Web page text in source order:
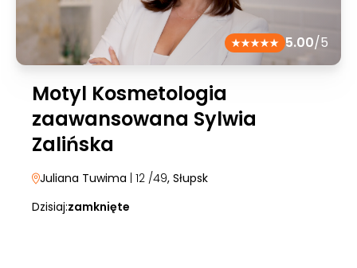
5.00/5
Motyl Kosmetologia
zaawansowana Sylwia
Zalińska
Juliana Tuwima | 12 /49, Słupsk
Dzisiaj:zamknięte